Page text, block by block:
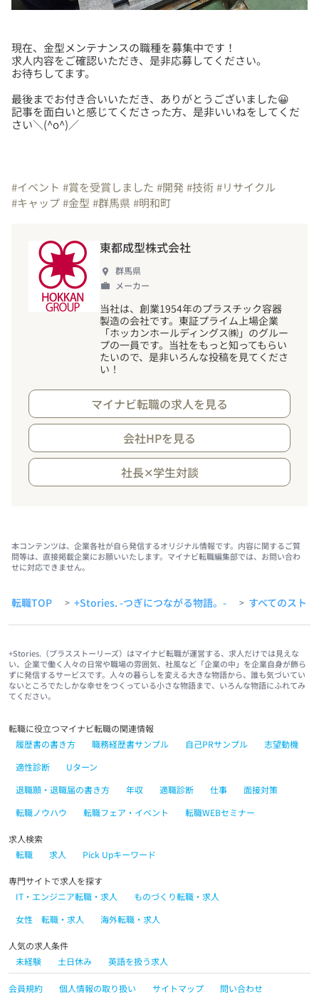
現在、金型メンテナンスの職種を募集中です！
求人内容をご確認いただき、是非応募してください。
最後までお付き合いいただき、ありがとうございました😀
記事を面白いと感じてくださった方、是非いいねをしてくだ
さい＼(^o^)／
#イベント #賞を受賞しました #開発#技術#リサイクル
#キャップ#金型 #群馬県#明和町
東都成型株式会社
群馬県
メーカー
当社は、創業1954年のプラスチック容器
製造の会社です。東証プライム上場企業
「ホッカンホールディングス㈱」のグルー
プの一員です。当社をもっと知ってもらい
たいので、是非いろんな投稿を見てくださ
い ！
マイナビ転職の求人を見る
会社HPを見る
社長✕学生対談
本コンテンツは、企業各社が自ら発信するオリジナル情報です。内容に関するご質
問等は、直接掲載企業にお願いいたします。マイナビ転職編集部では、お問い合わ
せに対応できません。
転職TOP > +Stories. -つぎにつながる物語。- > すべてのスト
+Stories.（プラスストーリーズ）はマイナビ転職が運営する、求人だけでは見えな
い、企業で働く人々の日常や職場の雰囲気、社風など「企業の中」を企業自身が飾ら
ずに発信するサービスです。人々の暮らしを変える大きな物語から、誰も気づいてい
ないところでたしかな幸せをつくっている小さな物語まで、いろんな物語にふれてみ
てください。
転職に役立つマイナビ転職の関連情報
履歴書の書き方
職務経歴書サンプル 自己PRサンプル
志望動機
適性診断
Uターン
退職願・退職届の書き方
年収 適職診断 仕事
面接対策
転職ノウハウ
転職フェア・イベント 転職WEBセミナー
求人検索
転職
求人 Pick Upキーワード
専門サイトで求人を探す
IT・エンジニア転職・求人
ものづくり転職・求人
女性 転職・求人
海外転職・求人
人気の求人条件
未経験
土日休み 英語を扱う求人
会員規約 個人情報の取り扱い サイトマップ 問い合わせ